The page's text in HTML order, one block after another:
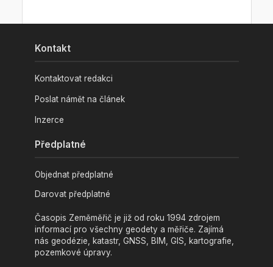
Kontakt
Kontaktovat redakci
Poslat námět na článek
Inzerce
Předplatné
Objednat předplatné
Darovat předplatné
Časopis Zeměměřič je již od roku 1994 zdrojem
informací pro všechny geodety a měřiče. Zajímá
nás geodézie, katastr, GNSS, BIM, GIS, kartografie,
pozemkové úpravy.